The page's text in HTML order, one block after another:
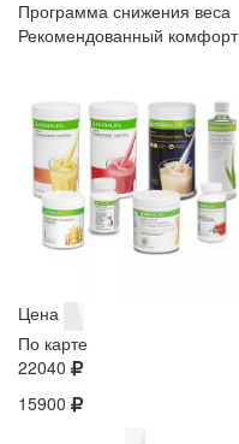
Программа снижения веса
Рекомендованный комфорт
Цена
По карте
22040
15900